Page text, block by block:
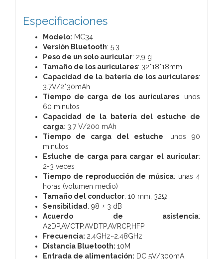
Especificaciones
Modelo: MC34
Versión Bluetooth: 5.3
Peso de un solo auricular: 2,9 g
Tamaño de los auriculares: 32*18*18mm
Capacidad de la batería de los auriculares:
3.7V/2*30mAh
Tiempo de carga de los auriculares: unos
60 minutos
Capacidad de la batería del estuche de
carga: 3,7 V/200 mAh
Tiempo de carga del estuche: unos 90
minutos
Estuche de carga para cargar el auricular:
2-3 veces
Tiempo de reproducción de música: unas 4
horas (volumen medio)
Tamaño del conductor: 10 mm, 32ῼ
Sensibilidad : 98 ± 3 dB
Acuerdo de asistencia:
A2DP,AVCTP,AVDTP,AVRCP,HFP
Frecuencia: 2.4GHz~2.48GHz
Distancia Bluetooth: 10M
Entrada de alimentación: DC 5V/300mA